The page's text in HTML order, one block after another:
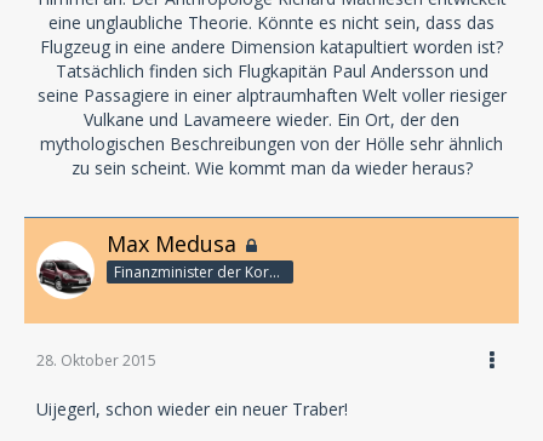
eine unglaubliche Theorie. Könnte es nicht sein, dass das
Flugzeug in eine andere Dimension katapultiert worden ist?
Tatsächlich finden sich Flugkapitän Paul Andersson und
seine Passagiere in einer alptraumhaften Welt voller riesiger
Vulkane und Lavameere wieder. Ein Ort, der den
mythologischen Beschreibungen von der Hölle sehr ähnlich
zu sein scheint. Wie kommt man da wieder heraus?
Max Medusa
Finanzminister der Korporation
28. Oktober 2015
Uijegerl, schon wieder ein neuer Traber!